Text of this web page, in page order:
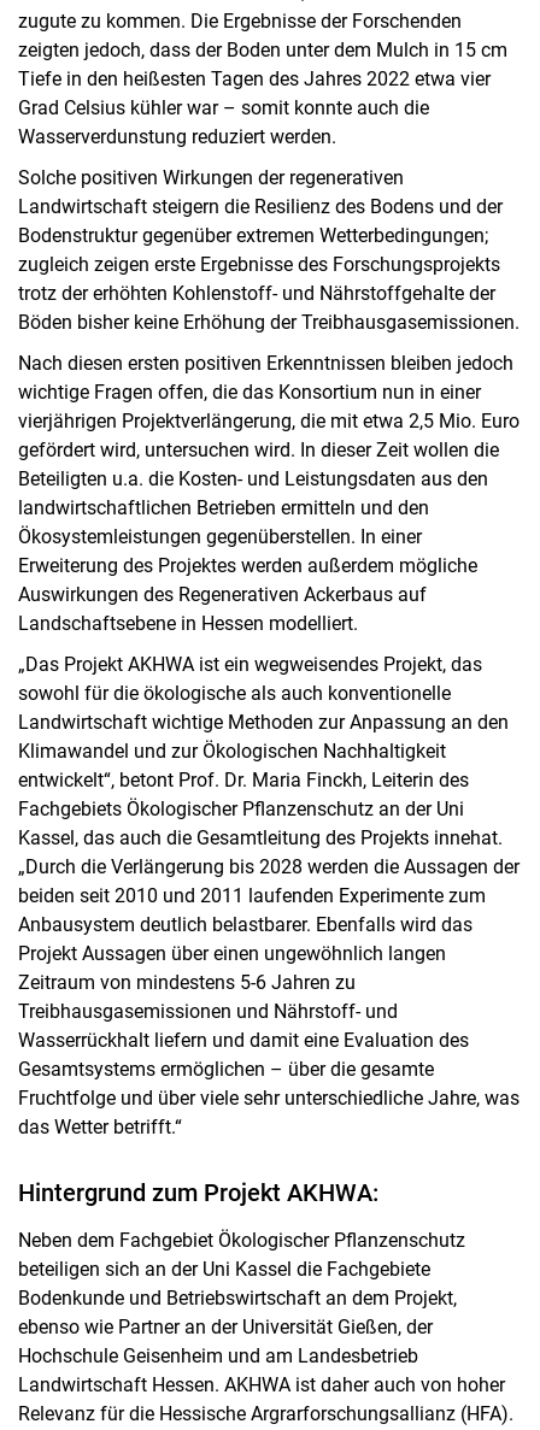
zugute zu kommen. Die Ergebnisse der Forschenden
zeigten jedoch, dass der Boden unter dem Mulch in 15 cm
Tiefe in den heißesten Tagen des Jahres 2022 etwa vier
Grad Celsius kühler war – somit konnte auch die
Wasserverdunstung reduziert werden.
Solche positiven Wirkungen der regenerativen
Landwirtschaft steigern die Resilienz des Bodens und der
Bodenstruktur gegenüber extremen Wetterbedingungen;
zugleich zeigen erste Ergebnisse des Forschungsprojekts
trotz der erhöhten Kohlenstoff- und Nährstoffgehalte der
Böden bisher keine Erhöhung der Treibhausgasemissionen.
Nach diesen ersten positiven Erkenntnissen bleiben jedoch
wichtige Fragen offen, die das Konsortium nun in einer
vierjährigen Projektverlängerung, die mit etwa 2,5 Mio. Euro
gefördert wird, untersuchen wird. In dieser Zeit wollen die
Beteiligten u.a. die Kosten- und Leistungsdaten aus den
landwirtschaftlichen Betrieben ermitteln und den
Ökosystemleistungen gegenüberstellen. In einer
Erweiterung des Projektes werden außerdem mögliche
Auswirkungen des Regenerativen Ackerbaus auf
Landschaftsebene in Hessen modelliert.
„Das Projekt AKHWA ist ein wegweisendes Projekt, das
sowohl für die ökologische als auch konventionelle
Landwirtschaft wichtige Methoden zur Anpassung an den
Klimawandel und zur Ökologischen Nachhaltigkeit
entwickelt“, betont Prof. Dr. Maria Finckh, Leiterin des
Fachgebiets Ökologischer Pflanzenschutz an der Uni
Kassel, das auch die Gesamtleitung des Projekts innehat.
„Durch die Verlängerung bis 2028 werden die Aussagen der
beiden seit 2010 und 2011 laufenden Experimente zum
Anbausystem deutlich belastbarer. Ebenfalls wird das
Projekt Aussagen über einen ungewöhnlich langen
Zeitraum von mindestens 5-6 Jahren zu
Treibhausgasemissionen und Nährstoff- und
Wasserrückhalt liefern und damit eine Evaluation des
Gesamtsystems ermöglichen – über die gesamte
Fruchtfolge und über viele sehr unterschiedliche Jahre, was
das Wetter betrifft.“
Hintergrund zum Projekt AKHWA:
Neben dem Fachgebiet Ökologischer Pflanzenschutz
beteiligen sich an der Uni Kassel die Fachgebiete
Bodenkunde und Betriebswirtschaft an dem Projekt,
ebenso wie Partner an der Universität Gießen, der
Hochschule Geisenheim und am Landesbetrieb
Landwirtschaft Hessen. AKHWA ist daher auch von hoher
Relevanz für die Hessische Argrarforschungsallianz (HFA).